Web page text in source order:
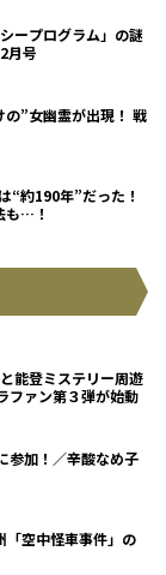
ープログラム」の謎
月号
”女幽霊が出現！ 戦
“約190年”だった！
も…！
能登ミステリー周遊
ァン第３弾が始動
参加！／辛酸なめ子
空中怪車事件」の